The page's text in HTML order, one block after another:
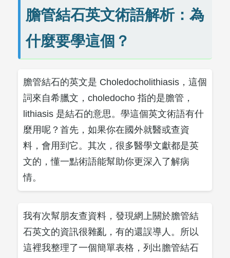
膽管結石英文術語解析：為
什麼要學這個？
膽管結石的英文是 Choledocholithiasis，這個
詞來自希臘文，choledocho 指的是膽管，
lithiasis 是結石的意思。學這個英文術語有什
麼用呢？首先，如果你在國外就醫或查資
料，會用到它。其次，很多醫學文獻都是英
文的，懂一點術語能幫助你更深入了解病
情。
我有次幫朋友查資料，發現網上關於膽管結
石英文的資訊很雜亂，有的還誤導人。所以
這裡我整理了一個簡單表格，列出膽管結石